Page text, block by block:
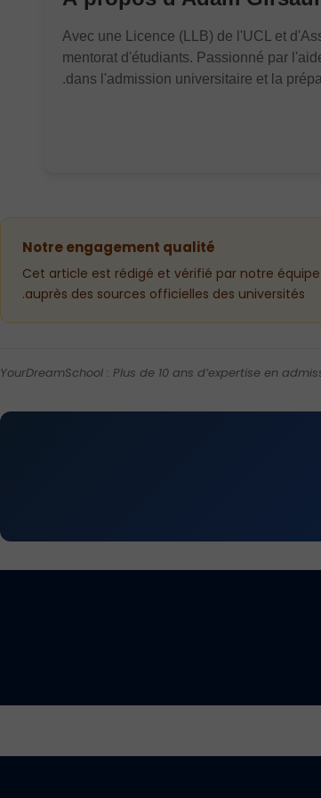
Avec une Licence (LLB) de l'UCL et
mentorat d'étudiants. Passionné par
dans l'admission universitaire et la
Notre engagement qualité
Cet article est rédigé et vérifié par notre
auprès des sources officielles des universités.
YourDreamSchool : Plus de 10 ans d’expertise en